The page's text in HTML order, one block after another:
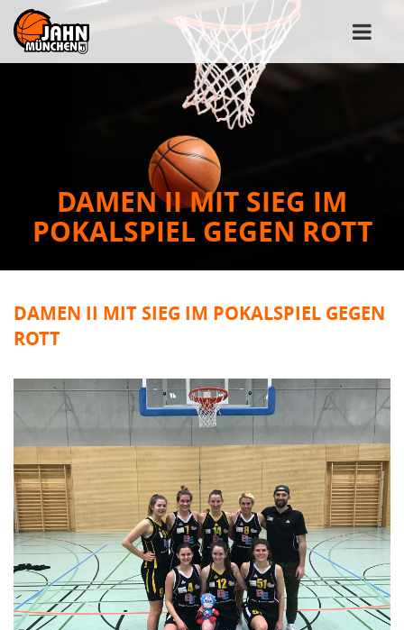
DAMEN II MIT SIEG IM
POKALSPIEL GEGEN ROTT
DAMEN II MIT SIEG IM POKALSPIEL GEGEN
ROTT